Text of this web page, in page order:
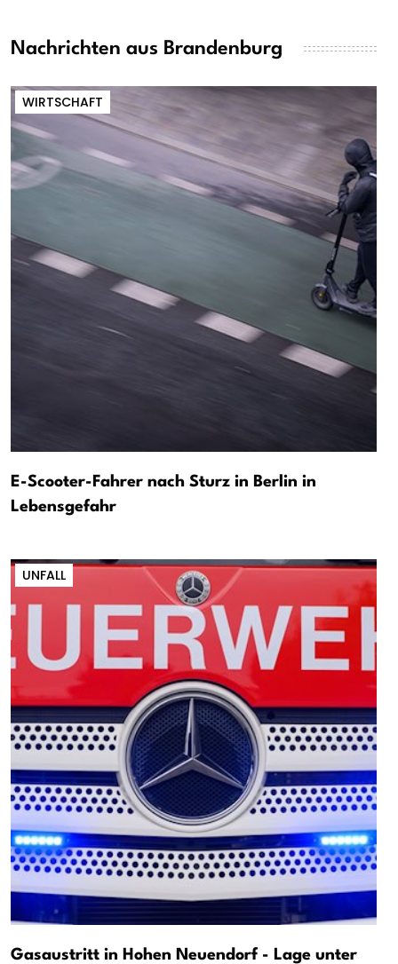
Nachrichten aus Brandenburg
WIRTSCHAFT
E-Scooter-Fahrer nach Sturz in Berlin in
Lebensgefahr
UNFALL
Gasaustritt in Hohen Neuendorf - Lage unter